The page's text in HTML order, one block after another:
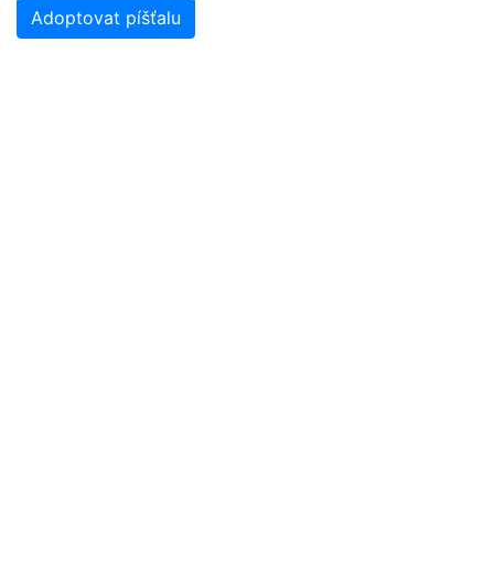
Adoptovat píšťalu